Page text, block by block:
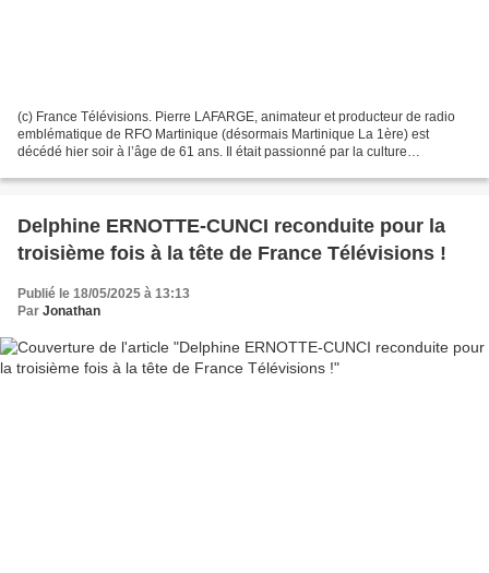
(c) France Télévisions. Pierre LAFARGE, animateur et producteur de radio
emblématique de RFO Martinique (désormais Martinique La 1ère) est
décédé hier soir à l’âge de 61 ans. Il était passionné par la culture
Delphine ERNOTTE-CUNCI reconduite pour la
troisième fois à la tête de France Télévisions !
Publié le 18/05/2025 à 13:13
Par Jonathan